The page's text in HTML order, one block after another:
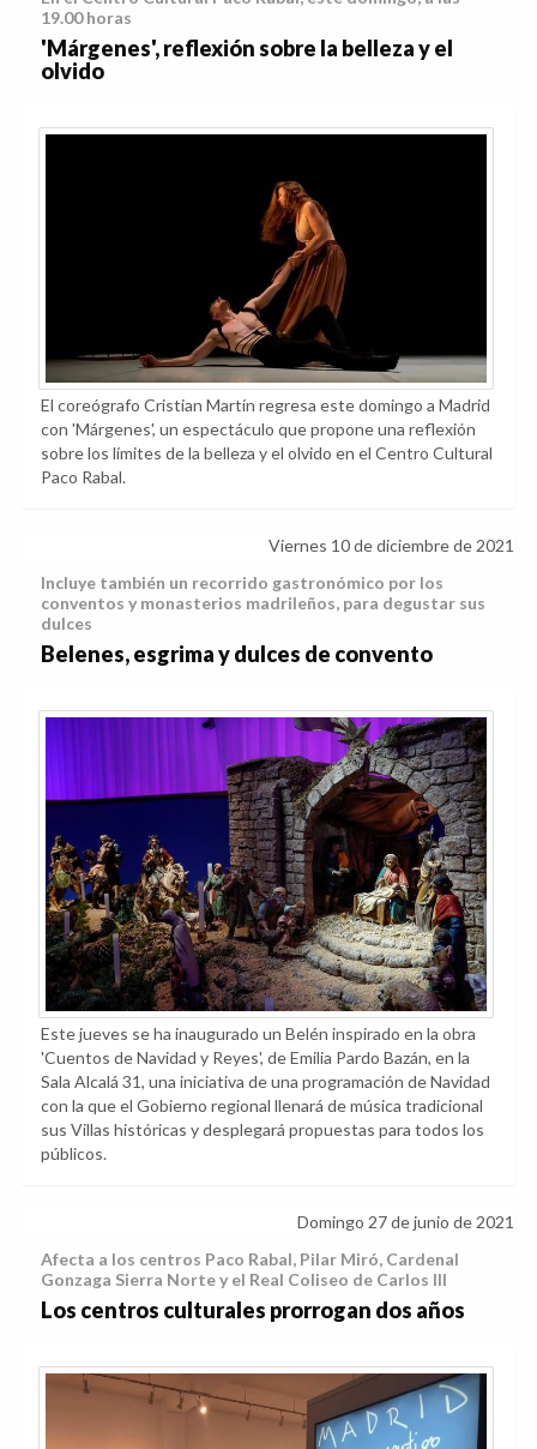
19.00 horas
'Márgenes', reflexión sobre la belleza y el
olvido
El coreógrafo Cristian Martín regresa este domingo a Madrid
con 'Márgenes', un espectáculo que propone una reflexión
sobre los límites de la belleza y el olvido en el Centro Cultural
Paco Rabal.
Viernes 10 de diciembre de 2021
Incluye también un recorrido gastronómico por los
conventos y monasterios madrileños, para degustar sus
dulces
Belenes, esgrima y dulces de convento
Este jueves se ha inaugurado un Belén inspirado en la obra
'Cuentos de Navidad y Reyes', de Emilia Pardo Bazán, en la
Sala Alcalá 31, una iniciativa de una programación de Navidad
con la que el Gobierno regional llenará de música tradicional
sus Villas históricas y desplegará propuestas para todos los
públicos.
Domingo 27 de junio de 2021
Afecta a los centros Paco Rabal, Pilar Miró, Cardenal
Gonzaga Sierra Norte y el Real Coliseo de Carlos III
Los centros culturales prorrogan dos años